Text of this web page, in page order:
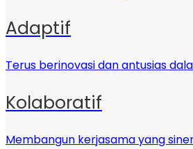
Adaptif
Terus berinovasi dan antusias
Kolaboratif
Membangun kerjasama yang